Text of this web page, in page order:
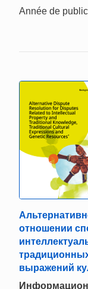
Année de
отношении
выражений